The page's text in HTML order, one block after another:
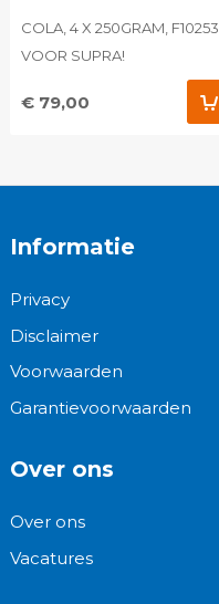
COLA, 4 X 250GRAM, F10253
VOOR SUPRA!
€ 79,00
Informatie
Privacy
Disclaimer
Voorwaarden
Garantievoorwaarden
Over ons
Over ons
Vacatures